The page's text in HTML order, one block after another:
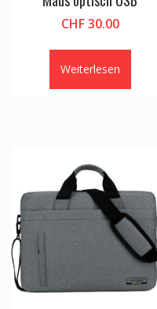
CHF30.00
Weiterlesen